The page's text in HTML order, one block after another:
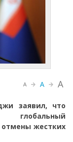
A A A
заявил, что
отмены жестких